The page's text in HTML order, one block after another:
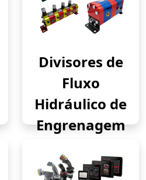
Divisores de
Fluxo
Hidráulico de
Engrenagem